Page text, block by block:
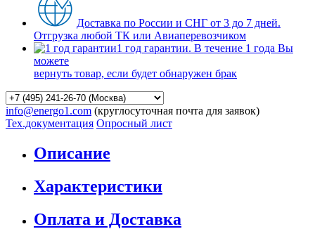
Доставка по России и СНГ от 3 до 7 дней.
Отгрузка любой ТК или Авиаперевозчиком
1 год гарантии. В течение 1 года Вы
можете
вернуть товар, если будет обнаружен брак
info@energo1.com (круглосуточная почта для заявок)
Тех.документация Опросный лист
Описание
Характеристики
Оплата и Доставка